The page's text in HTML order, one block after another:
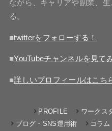
ながら、キャリアや副業、
る。
■twitterをフォローする！
■YouTubeチャンネルを見て
■詳しいプロフィールはこち
PROFILE ワークス
ブログ・SNS運用術
コラム